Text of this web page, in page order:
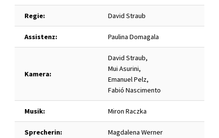
Regie: David Straub
Assistenz: Paulina Domagala
Kamera:
David Straub,
Mui Asurini,
Emanuel Pelz,
Fabió Nascimento
Musik: Miron Raczka
Sprecherin: Magdalena Werner